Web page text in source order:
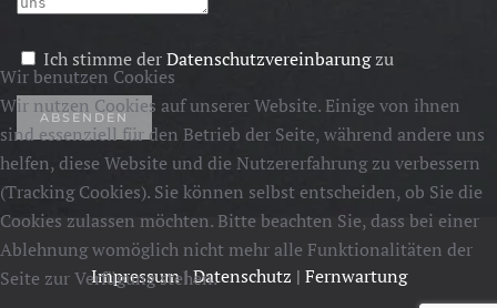
Ich stimme derDatenschutzvereinbarungzu
ABSENDEN
Impressum|Datenschutz | Fernwartung
Wir benutzen Cookies
Wir nutzen Cookies auf unserer Website. Einige von ihnen
sind essenziell für den Betrieb der Seite, während andere uns
helfen, diese Website und die Nutzererfahrung zu verbessern
(Tracking Cookies). Sie können selbst entscheiden, ob Sie die
Cookies zulassen möchten. Bitte beachten Sie, dass bei einer
Ablehnung womöglich nicht mehr alle Funktionalitäten der
Seite zur Verfügung stehen.